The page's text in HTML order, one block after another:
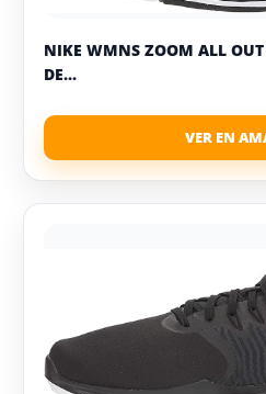
NIKE WMNS ZOOM ALL
DE...